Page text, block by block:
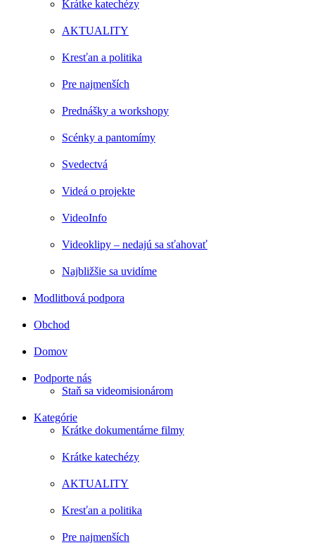
Krátke katechézy
AKTUALITY
Kresťan a politika
Pre najmenších
Prednášky a workshopy
Scénky a pantomímy
Svedectvá
Videá o projekte
VideoInfo
Videoklipy – nedajú sa sťahovať
Najbližšie sa uvidíme
Modlitbová podpora
Obchod
Domov
Podporte nás
Staň sa videomisionárom
Kategórie
Krátke dokumentárne filmy
Krátke katechézy
AKTUALITY
Kresťan a politika
Pre najmenších